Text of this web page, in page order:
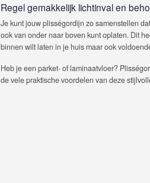
Regel gemakkelijk lichtinval en
Je kunt jouw plisségordijn zo samenstellen
ook van onder naar boven kunt oplaten. Dit
binnen wilt laten in je huis maar ook
Heb je een parket- of laminaatvloer?
de vele praktische voordelen van deze